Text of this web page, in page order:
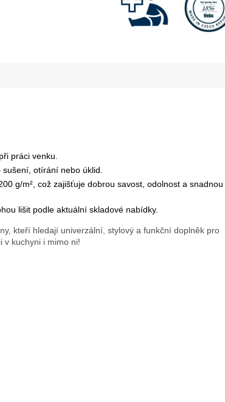
práci venku.
otírání nebo úklid.
g/m², což zajišťuje dobrou savost, odolnost a snadnou
lišit podle aktuální skladové nabídky.
kteří hledají univerzální, stylový a funkční doplněk pro
v kuchyni i mimo ni!